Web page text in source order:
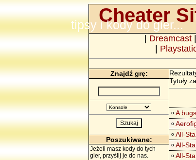
Cheater
tipsy i kody do gier...
Dreamcast|
Znajdź grę:
Poszukiwane:
Jeżeli masz kody do tych
gier, przyślij je do nas.
Tytuły
o A
o
o All-
o All-
o All-